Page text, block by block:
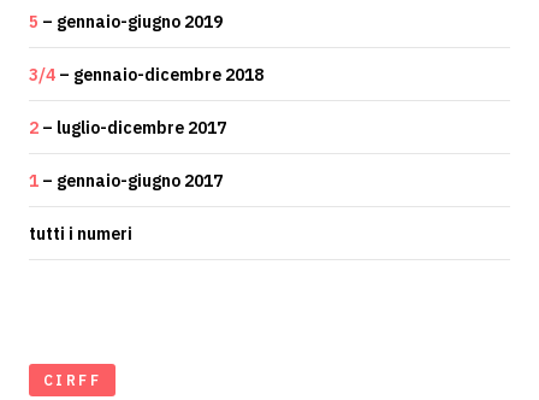
5 – gennaio-giugno 2019
3/4 – gennaio-dicembre 2018
2 – luglio-dicembre 2017
1 – gennaio-giugno 2017
tutti i numeri
CIRFF